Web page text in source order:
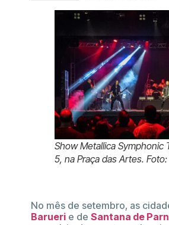
Show Metallica Symphonic
5, na Praça das Artes.
No mês de setembro, as
Barueri e de Santana de